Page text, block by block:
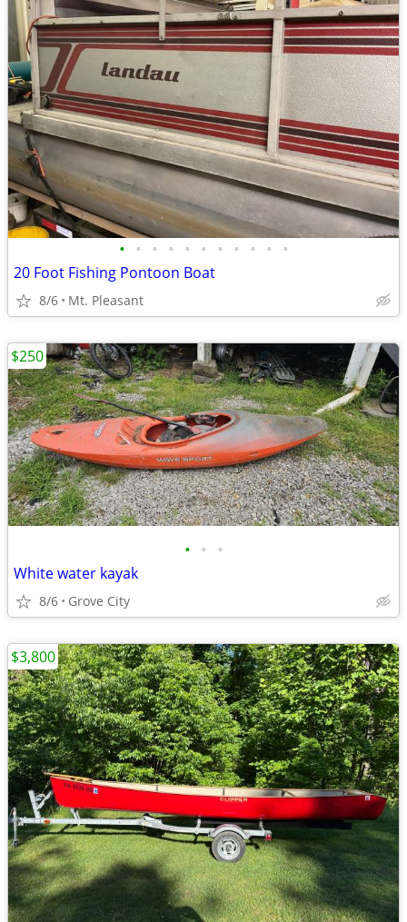
• • • • • • • • • • •
20 Foot Fishing Pontoon Boat
8/6 Mt. Pleasant
• • •
White water kayak
8/6 Grove City
$250
$3,800